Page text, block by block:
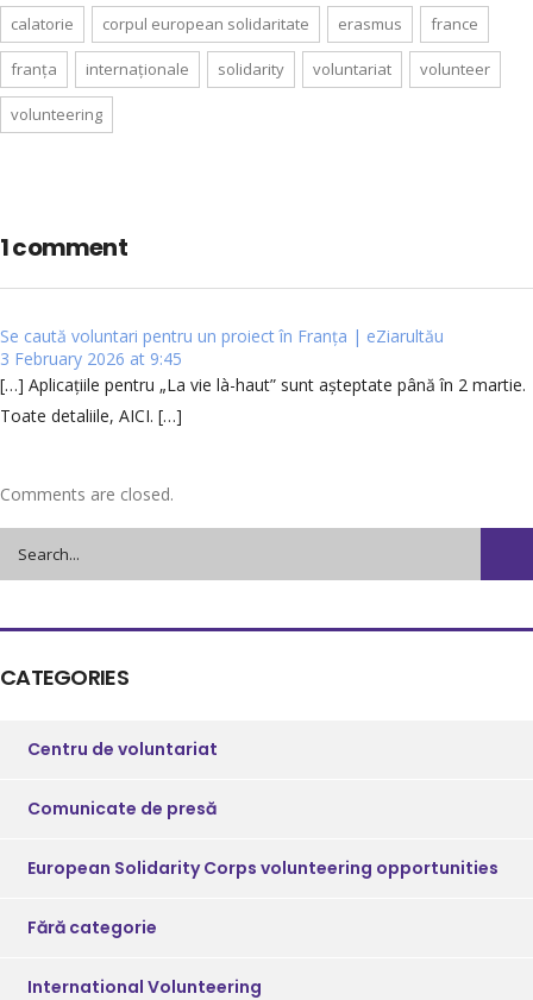
calatorie corpul european solidaritate erasmus france
franța internaționale solidarity voluntariat volunteer
volunteering
1 comment
Se caută voluntari pentru un proiect în Franța | eZiarultău
3 February 2026 at 9:45
[…] Aplicațiile pentru „La vie là-haut” sunt așteptate până în 2 martie.
Toate detaliile, AICI. […]
Comments are closed.
CATEGORIES
Centru de voluntariat
Comunicate de presă
European Solidarity Corps volunteering opportunities
Fără categorie
International Volunteering